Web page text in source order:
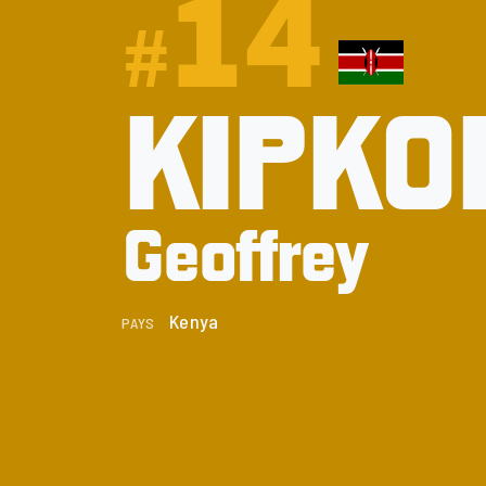
#14
Geoffrey
PAYS Kenya